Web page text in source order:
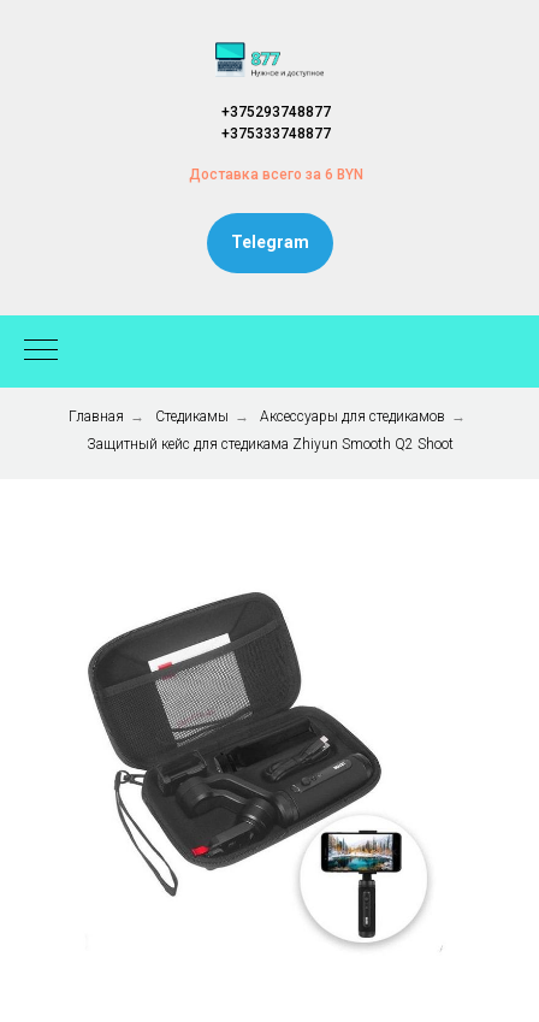
+375293748877
+375333748877
Доставка всего за 6 BYN
Telegram
Главная → Стедикамы → Аксессуары для стедикамов →
Защитный кейс для стедикама Zhiyun Smooth Q2 Shoot